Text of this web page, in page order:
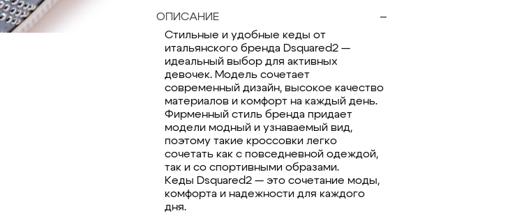
ОПИСАНИЕ
Стильные и удобные кеды от
итальянского бренда Dsquared2 —
идеальный выбор для активных
девочек. Модель сочетает
современный дизайн, высокое качество
материалов и комфорт на каждый день.
Фирменный стиль бренда придает
модели модный и узнаваемый вид,
поэтому такие кроссовки легко
сочетать как с повседневной одеждой,
так и со спортивными образами.
Кеды Dsquared2 — это сочетание моды,
комфорта и надежности для каждого
дня.